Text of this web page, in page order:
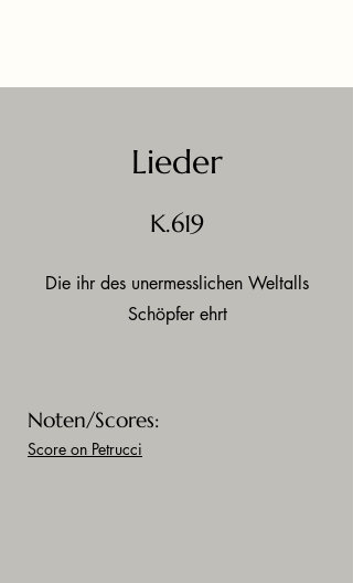
Lieder
K.619
Die ihr des unermesslichen Weltalls
Schöpfer ehrt
Noten/Scores:
Score on Petrucci